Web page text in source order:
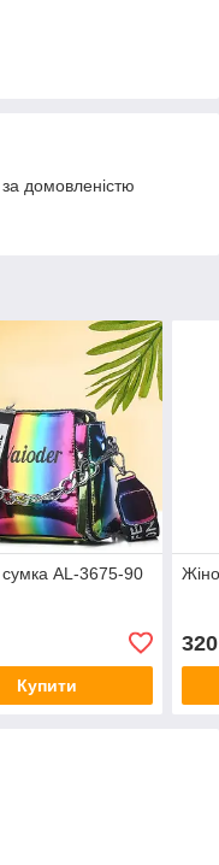
домовленістю
AL-3675-90
Купити
320